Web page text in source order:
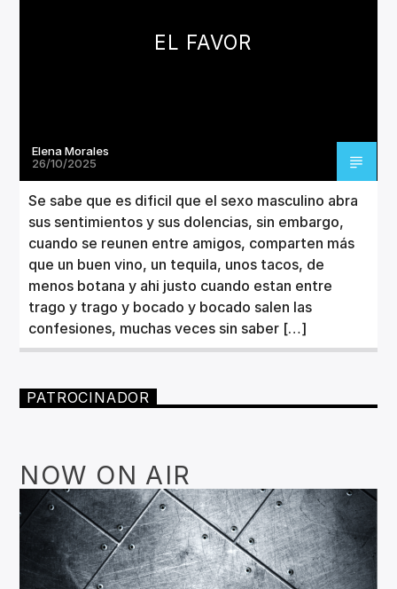
Invencible Radio
EL FAVOR
Elena Morales
26/10/2025
Se sabe que es dificil que el sexo masculino abra
sus sentimientos y sus dolencias, sin embargo,
cuando se reunen entre amigos, comparten más
que un buen vino, un tequila, unos tacos, de
menos botana y ahi justo cuando estan entre
trago y trago y bocado y bocado salen las
confesiones, muchas veces sin saber […]
PATROCINADOR
NOW ON AIR